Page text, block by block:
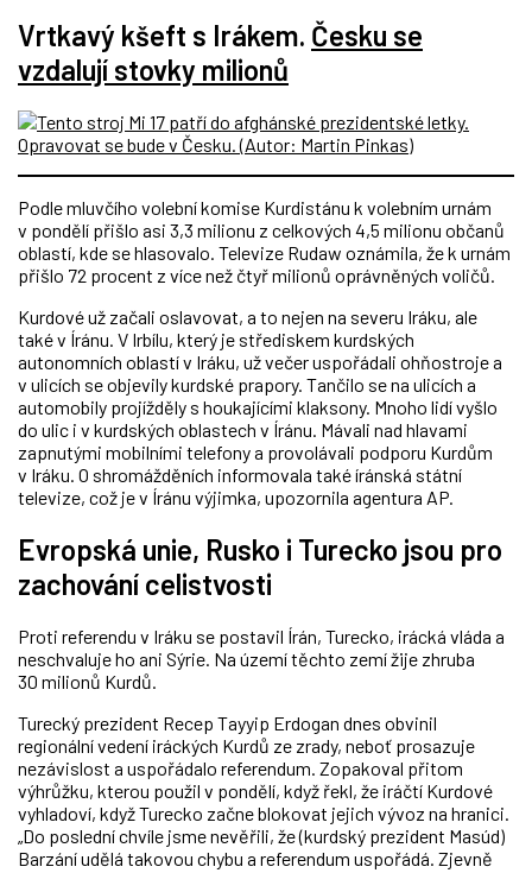
Vrtkavý kšeft s Irákem. Česku se
vzdalují stovky milionů
Podle mluvčího volební komise Kurdistánu k volebním urnám
v pondělí přišlo asi 3,3 milionu z celkových 4,5 milionu občanů
oblastí, kde se hlasovalo. Televize Rudaw oznámila, že k urnám
přišlo 72 procent z více než čtyř milionů oprávněných voličů.
Kurdové už začali oslavovat, a to nejen na severu Iráku, ale
také v Íránu. V Irbílu, který je střediskem kurdských
autonomních oblastí v Iráku, už večer uspořádali ohňostroje a
v ulicích se objevily kurdské prapory. Tančilo se na ulicích a
automobily projížděly s houkajícími klaksony. Mnoho lidí vyšlo
do ulic i v kurdských oblastech v Íránu. Mávali nad hlavami
zapnutými mobilními telefony a provolávali podporu Kurdům
v Iráku. O shromážděních informovala také íránská státní
televize, což je v Íránu výjimka, upozornila agentura AP.
Evropská unie, Rusko i Turecko jsou pro
zachování celistvosti
Proti referendu v Iráku se postavil Írán, Turecko, irácká vláda a
neschvaluje ho ani Sýrie. Na území těchto zemí žije zhruba
30 milionů Kurdů.
Turecký prezident Recep Tayyip Erdogan dnes obvinil
regionální vedení iráckých Kurdů ze zrady, neboť prosazuje
nezávislost a uspořádalo referendum. Zopakoval přitom
výhrůžku, kterou použil v pondělí, když řekl, že iráčtí Kurdové
vyhladoví, když Turecko začne blokovat jejich vývoz na hranici.
„Do poslední chvíle jsme nevěřili, že (kurdský prezident Masúd)
Barzání udělá takovou chybu a referendum uspořádá. Zjevně